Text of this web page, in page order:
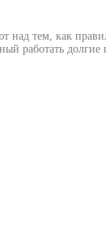
над тем, как
работать долгие